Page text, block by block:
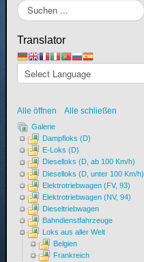
Suchen
...
Translator
Alle öffnen Alle schließen
Galerie
Dampfloks (D)
E-Loks (D)
Dieselloks (D, ab 100 Km/h)
Dieselloks (D, unter 100 Km/h)
Elektrotriebwagen (FV, 93)
Elektrotriebwagen (NV, 94)
Dieseltriebwagen
Bahndienstfahrzeuge
Loks aus aller Welt
Belgien
Frankreich